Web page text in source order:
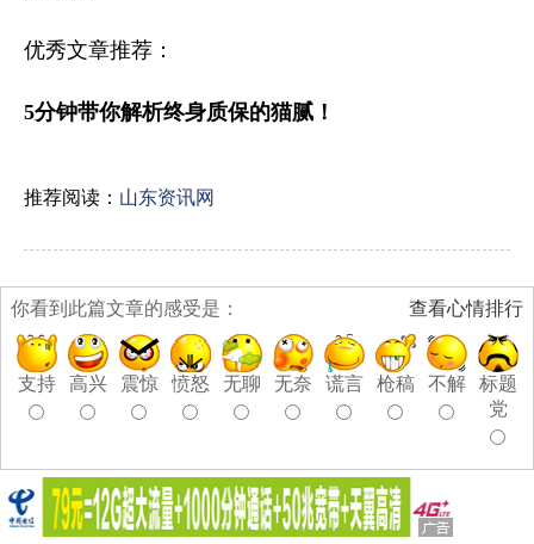
优秀文章推荐：
5分钟带你解析终身质保的猫腻 ！
推荐阅读： 山东资讯网
查看心情排行
你看到此篇文章的感受是：
支持 高兴 震惊 愤怒 无聊 无奈 谎言 枪稿 不解
标题
党